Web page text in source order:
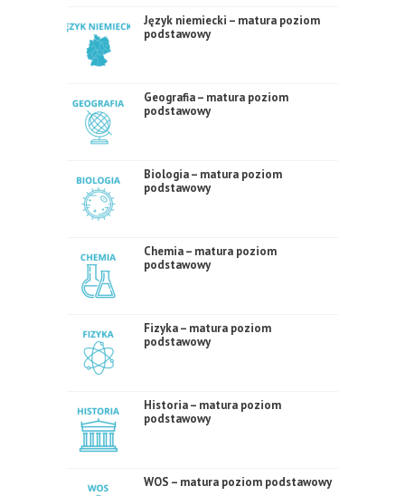
Język niemiecki – matura poziom
podstawowy
Geografia – matura poziom
podstawowy
Biologia – matura poziom
podstawowy
Chemia – matura poziom
podstawowy
Fizyka – matura poziom
podstawowy
Historia – matura poziom
podstawowy
WOS – matura poziom podstawowy